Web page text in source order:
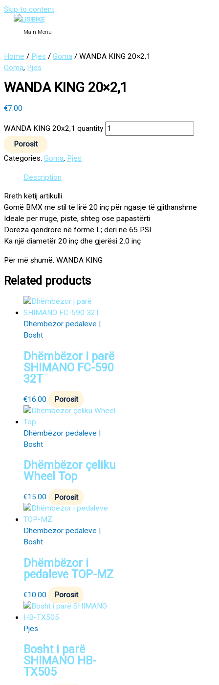
Skip to content
Main Menu
Home / Pjes / Goma / WANDA KING 20×2,1
Goma, Pjes
WANDA KING 20×2,1
€7.00
WANDA KING 20x2,1 quantity
Porosit
Categories: Goma, Pjes
Description
Rreth këtij artikulli
Gomë BMX me stil të lirë 20 inç për ngasje të gjithanshme
Ideale për rrugë, pistë, shteg ose papastërti
Doreza qendrore në formë L; deri në 65 PSI
Ka një diametër 20 inç dhe gjerësi 2.0 inç
Për më shumë: WANDA KING
Related products
Dhëmbëzor pedaleve |
Bosht
Dhëmbëzor i parë
SHIMANO FC-590
32T
€16.00 Porosit
Dhëmbëzor pedaleve |
Bosht
Dhëmbëzor çeliku
Wheel Top
€15.00 Porosit
Dhëmbëzor pedaleve |
Bosht
Dhëmbëzor i
pedaleve TOP-MZ
€10.00 Porosit
Pjes
Bosht i parë
SHIMANO HB-
TX505